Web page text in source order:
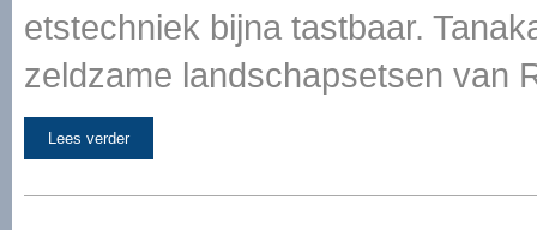
etstechniek bijna tastbaar.
zeldzame landschapsetsen van
Lees verder